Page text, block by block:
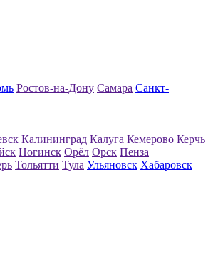
Ростов-на-Дону Самара Санкт-
Калининград Калуга Кемерово Керчь
Ногинск Орёл Орск Пенза
Тольятти Тула Ульяновск Хабаровск